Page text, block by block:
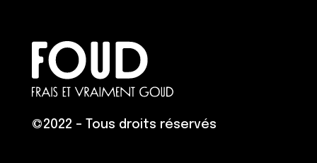
©2022 – Tous droits réservés